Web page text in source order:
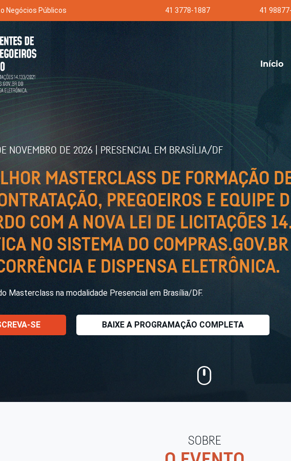
Negócios Públicos 41 3778-1887 41
Início
NOVEMBRO DE 2026 | PRESENCIAL EM BRASÍLIA/DF
MASTERCLASS DE FORMAÇÃO
PREGOEIROS E EQUIPE
COM A NOVA LEI DE LICITAÇÕES
NO SISTEMA DO
E DISPENSA ELETRÔNICA.
Masterclass na modalidade Presencial em Brasília/DF.
SE BAIXE A PROGRAMAÇÃO COMPLETA
SOBRE